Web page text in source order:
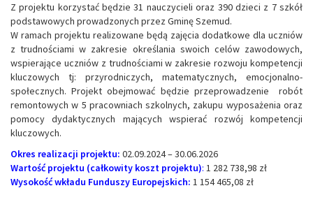
Z projektu korzystać będzie 31 nauczycieli oraz 390 dzieci z 7 szkół
podstawowych prowadzonych przez Gminę Szemud.
W ramach projektu realizowane będą zajęcia dodatkowe dla uczniów
z trudnościami w zakresie określania swoich celów zawodowych,
wspierające uczniów z trudnościami w zakresie rozwoju kompetencji
kluczowych tj: przyrodniczych, matematycznych, emocjonalno-
społecznych. Projekt obejmować będzie przeprowadzenie robót
remontowych w 5 pracowniach szkolnych, zakupu wyposażenia oraz
pomocy dydaktycznych mających wspierać rozwój kompetencji
kluczowych.
Okres realizacji projektu: 02.09.2024 – 30.06.2026
Wartość projektu (całkowity koszt projektu): 1 282 738,98 zł
Wysokość wkładu Funduszy Europejskich: 1 154 465,08 zł